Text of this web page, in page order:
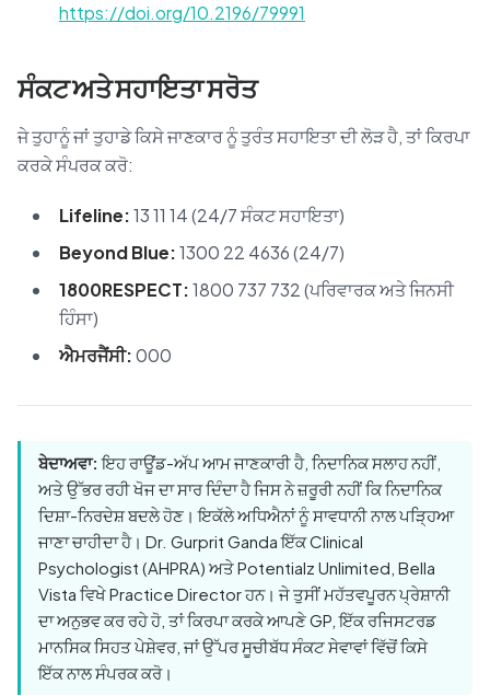
https://doi.org/10.2196/79991
ਸੰਕਟ ਅਤੇ ਸਹਾਇਤਾ ਸਰੋਤ
ਜੇ ਤੁਹਾਨੂੰ ਜਾਂ ਤੁਹਾਡੇ ਕਿਸੇ ਜਾਣਕਾਰ ਨੂੰ ਤੁਰੰਤ ਸਹਾਇਤਾ ਦੀ ਲੋੜ ਹੈ, ਤਾਂ ਕਿਰਪਾ
ਕਰਕੇ ਸੰਪਰਕ ਕਰੋ:
Lifeline:13 11 14 (24/7 ਸੰਕਟ ਸਹਾਇਤਾ)
Beyond Blue:1300 22 4636 (24/7)
1800RESPECT:1800 737 732 (ਪਰਿਵਾਰਕ ਅਤੇ ਜਿਨਸੀ
ਹਿੰਸਾ)
ਐਮਰਜੈਂਸੀ:000
ਬੇਦਾਅਵਾ: ਇਹ ਰਾਊਂਡ-ਅੱਪ ਆਮ ਜਾਣਕਾਰੀ ਹੈ, ਨਿਦਾਨਿਕ ਸਲਾਹ ਨਹੀਂ,
ਅਤੇ ਉੱਭਰ ਰਹੀ ਖੋਜ ਦਾ ਸਾਰ ਦਿੰਦਾ ਹੈ ਜਿਸ ਨੇ ਜ਼ਰੂਰੀ ਨਹੀਂ ਕਿ ਨਿਦਾਨਿਕ
ਦਿਸ਼ਾ-ਨਿਰਦੇਸ਼ ਬਦਲੇ ਹੋਣ। ਇਕੱਲੇ ਅਧਿਐਨਾਂ ਨੂੰ ਸਾਵਧਾਨੀ ਨਾਲ ਪੜ੍ਹਿਆ
ਜਾਣਾ ਚਾਹੀਦਾ ਹੈ। Dr. Gurprit Ganda ਇੱਕ Clinical
Psychologist (AHPRA) ਅਤੇ Potentialz Unlimited, Bella
Vista ਵਿਖੇ Practice Director ਹਨ। ਜੇ ਤੁਸੀਂ ਮਹੱਤਵਪੂਰਨ ਪ੍ਰੇਸ਼ਾਨੀ
ਦਾ ਅਨੁਭਵ ਕਰ ਰਹੇ ਹੋ, ਤਾਂ ਕਿਰਪਾ ਕਰਕੇ ਆਪਣੇ GP, ਇੱਕ ਰਜਿਸਟਰਡ
ਮਾਨਸਿਕ ਸਿਹਤ ਪੇਸ਼ੇਵਰ, ਜਾਂ ਉੱਪਰ ਸੂਚੀਬੱਧ ਸੰਕਟ ਸੇਵਾਵਾਂ ਵਿੱਚੋਂ ਕਿਸੇ
ਇੱਕ ਨਾਲ ਸੰਪਰਕ ਕਰੋ।